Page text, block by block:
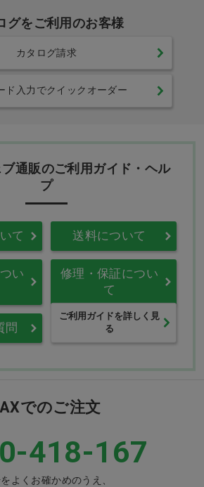
グをご利用のお客様
カタログ請求
ド入力でクイックオーダー
通販のご利用ガイド・ヘル
プ
て 送料について
い
修理・保証につい
て
問
ご利用ガイドを詳しく見
る
でのご注文
418-167
よくお確かめのうえ、